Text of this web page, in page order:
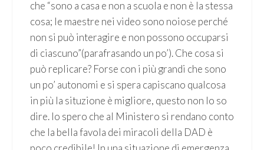
che “sono a casa e non a scuola e non è la stessa
cosa; le maestre nei video sono noiose perché
non si può interagire e non possono occuparsi
di ciascuno”(parafrasando un po’). Che cosa si
può replicare? Forse con i più grandi che sono
un po’ autonomi e si spera capiscano qualcosa
in più la situzione è migliore, questo non lo so
dire. Io spero che al Ministero si rendano conto
che la bella favola dei miracoli della DAD è